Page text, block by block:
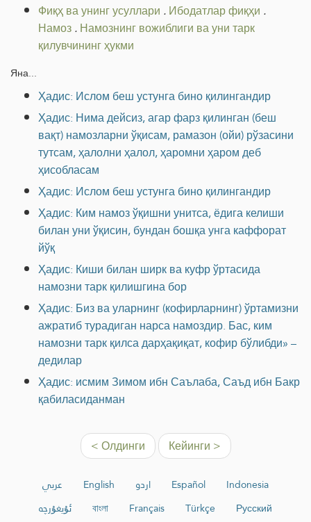
Фиқҳ ва унинг усуллари .Ибодатлар фиқҳи .
Намоз.Намознинг вожиблиги ва уни тарк
қилувчининг ҳукми
Яна...
Ҳадис: Ислом беш устунга бино қилингандир
Ҳадис: Нима дейсиз, агар фарз қилинган (беш
вақт) намозларни ўқисам, рамазон (ойи) рўзасини
тутсам, ҳалолни ҳалол, ҳаромни ҳаром деб
ҳисобласам
Ҳадис: Ислом беш устунга бино қилингандир
Ҳадис: Ким намоз ўқишни унитса, ёдига келиши
билан уни ўқисин, бундан бошқа унга каффорат
йўқ
Ҳадис: Киши билан ширк ва куфр ўртасида
намозни тарк қилишгина бор
Ҳадис: Биз ва уларнинг (кофирларнинг) ўртамизни
ажратиб турадиган нарса намоздир. Бас, ким
намозни тарк қилса дарҳақиқат, кофир бўлибди» –
дедилар
Ҳадис: исмим Зимом ибн Саълаба, Саъд ибн Бакр
қабиласиданман
< Олдинги Кейинги >
عربي English اردو Español
Indonesia
ئۇيغۇرچە
বাংলা Français Türkçe
Русский